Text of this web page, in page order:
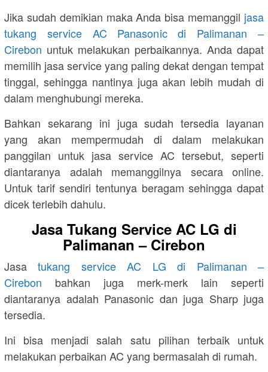
Jika sudah demikian maka Anda bisa memanggil jasa
tukang service AC Panasonic di Palimanan –
Cirebon untuk melakukan perbaikannya. Anda dapat
memilih jasa service yang paling dekat dengan tempat
tinggal, sehingga nantinya juga akan lebih mudah di
dalam menghubungi mereka.
Bahkan sekarang ini juga sudah tersedia layanan
yang akan mempermudah di dalam melakukan
panggilan untuk jasa service AC tersebut, seperti
diantaranya adalah memanggilnya secara online.
Untuk tarif sendiri tentunya beragam sehingga dapat
dicek terlebih dahulu.
Jasa Tukang Service AC LG di
Palimanan – Cirebon
Jasatukang service AC LG di Palimanan –
Cirebon bahkan juga merk-merk lain seperti
diantaranya adalah Panasonic dan juga Sharp juga
tersedia.
Ini bisa menjadi salah satu pilihan terbaik untuk
melakukan perbaikan AC yang bermasalah di rumah.